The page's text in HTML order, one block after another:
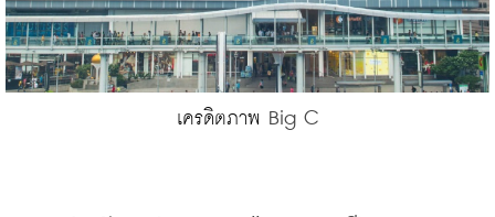
เครดิตภาพ Big C